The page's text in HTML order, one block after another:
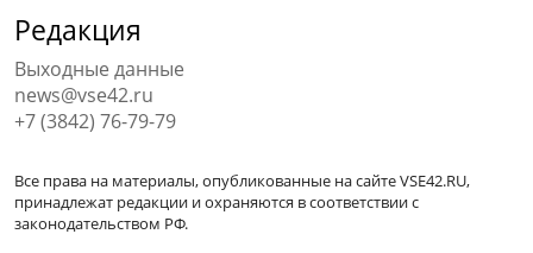
Редакция
Выходные данные
news@vse42.ru
+7 (3842) 76-79-79
Все права на материалы, опубликованные на сайте VSE42.RU,
принадлежат редакции и охраняются в соответствии с
законодательством РФ.